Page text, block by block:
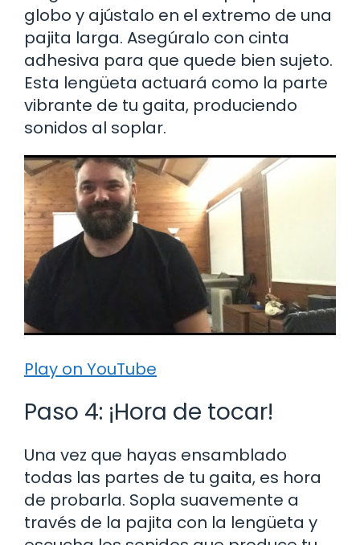
globo y ajústalo en el extremo de una
pajita larga. Asegúralo con cinta
adhesiva para que quede bien sujeto.
Esta lengüeta actuará como la parte
vibrante de tu gaita, produciendo
sonidos al soplar.
Play on YouTube
Paso 4: ¡Hora de tocar!
Una vez que hayas ensamblado
todas las partes de tu gaita, es hora
de probarla. Sopla suavemente a
través de la pajita con la lengüeta y